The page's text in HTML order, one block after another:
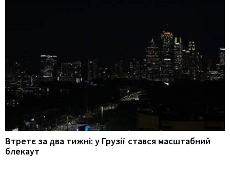
Втретє за два тижні: у Грузії стався масштабний
блекаут